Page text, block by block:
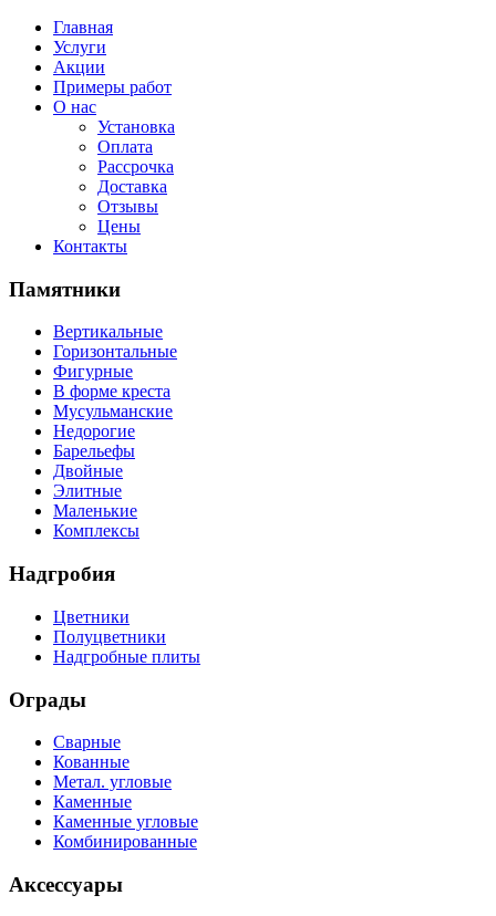
Главная
Услуги
Акции
Примеры работ
О нас
Установка
Оплата
Рассрочка
Доставка
Отзывы
Цены
Контакты
Памятники
Вертикальные
Горизонтальные
Фигурные
В форме креста
Мусульманские
Недорогие
Барельефы
Двойные
Элитные
Маленькие
Комплексы
Надгробия
Цветники
Полуцветники
Надгробные плиты
Ограды
Сварные
Кованные
Метал. угловые
Каменные
Каменные угловые
Комбинированные
Аксессуары